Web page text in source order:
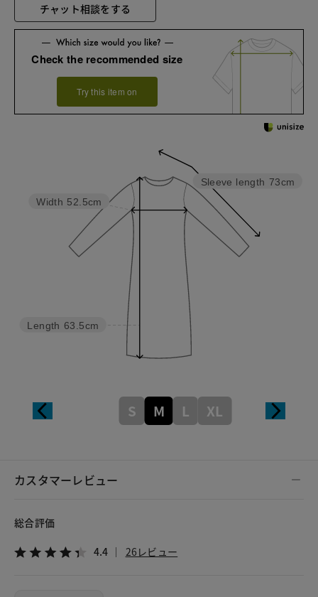
チャット相談をする
Check the recommended size
Try this item on
Sleeve length 73cm
Length 63.5cm
Width 52.5cm
S M L XL
カスタマーレビュー
総合評価
4.4 26レビュー